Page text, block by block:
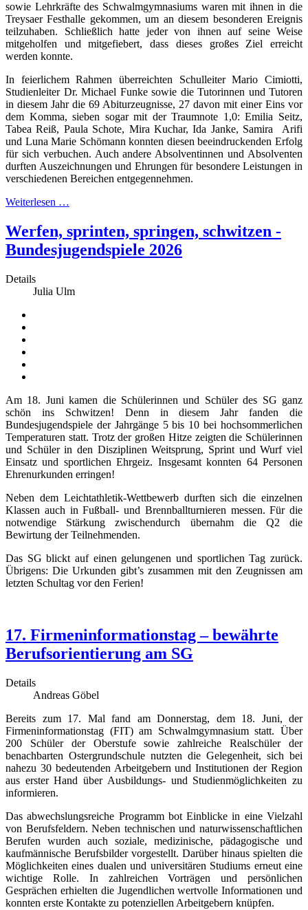
sowie Lehrkräfte des Schwalmgymnasiums waren mit ihnen in die
Treysaer Festhalle gekommen, um an diesem besonderen Ereignis
teilzuhaben. Schließlich hatte jeder von ihnen auf seine Weise
mitgeholfen und mitgefiebert, dass dieses großes Ziel erreicht
werden konnte.
In feierlichem Rahmen überreichten Schulleiter Mario Cimiotti,
Studienleiter Dr. Michael Funke sowie die Tutorinnen und Tutoren
in diesem Jahr die 69 Abiturzeugnisse, 27 davon mit einer Eins vor
dem Komma, sieben sogar mit der Traumnote 1,0: Emilia Seitz,
Tabea Reiß, Paula Schote, Mira Kuchar, Ida Janke, Samira Arifi
und Luna Marie Schömann konnten diesen beeindruckenden Erfolg
für sich verbuchen. Auch andere Absolventinnen und Absolventen
durften Auszeichnungen und Ehrungen für besondere Leistungen in
verschiedenen Bereichen entgegennehmen.
Weiterlesen …
Werfen, sprinten, springen, schwitzen -
Bundesjugendspiele 2026
Details
Julia Ulm
Am 18. Juni kamen die Schülerinnen und Schüler des SG ganz
schön ins Schwitzen! Denn in diesem Jahr fanden die
Bundesjugendspiele der Jahrgänge 5 bis 10 bei hochsommerlichen
Temperaturen statt. Trotz der großen Hitze zeigten die Schülerinnen
und Schüler in den Disziplinen Weitsprung, Sprint und Wurf viel
Einsatz und sportlichen Ehrgeiz. Insgesamt konnten 64 Personen
Ehrenurkunden erringen!
Neben dem Leichtathletik-Wettbewerb durften sich die einzelnen
Klassen auch in Fußball- und Brennballturnieren messen. Für die
notwendige Stärkung zwischendurch übernahm die Q2 die
Bewirtung der Teilnehmenden.
Das SG blickt auf einen gelungenen und sportlichen Tag zurück.
Übrigens: Die Urkunden gibt’s zusammen mit den Zeugnissen am
letzten Schultag vor den Ferien!
17. Firmeninformationstag – bewährte
Berufsorientierung am SG
Details
Andreas Göbel
Bereits zum 17. Mal fand am Donnerstag, dem 18. Juni, der
Firmeninformationstag (FIT) am Schwalmgymnasium statt. Über
200 Schüler der Oberstufe sowie zahlreiche Realschüler der
benachbarten Ostergrundschule nutzten die Gelegenheit, sich bei
nahezu 30 bedeutenden Arbeitgebern und Institutionen der Region
aus erster Hand über Ausbildungs- und Studienmöglichkeiten zu
informieren.
Das abwechslungsreiche Programm bot Einblicke in eine Vielzahl
von Berufsfeldern. Neben technischen und naturwissenschaftlichen
Berufen wurden auch soziale, medizinische, pädagogische und
kaufmännische Berufsbilder vorgestellt. Darüber hinaus spielten die
Möglichkeiten eines dualen und universitären Studiums erneut eine
wichtige Rolle. In zahlreichen Vorträgen und persönlichen
Gesprächen erhielten die Jugendlichen wertvolle Informationen und
konnten erste Kontakte zu potenziellen Arbeitgebern knüpfen.